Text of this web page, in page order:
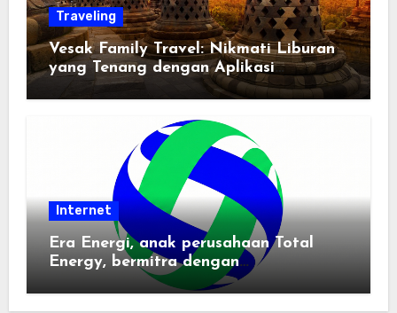
Traveling
Vesak Family Travel: Nikmati Liburan
yang Tenang dengan Aplikasi
Pemindai PDF
Internet
Era Energi, anak perusahaan Total
Energy, bermitra dengan
Zhuochuangtong untuk mempercepat